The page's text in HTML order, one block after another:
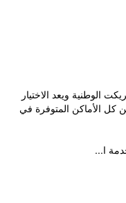
الوطنية ويعد الاختيار
كل الأماكن المتوفرة في